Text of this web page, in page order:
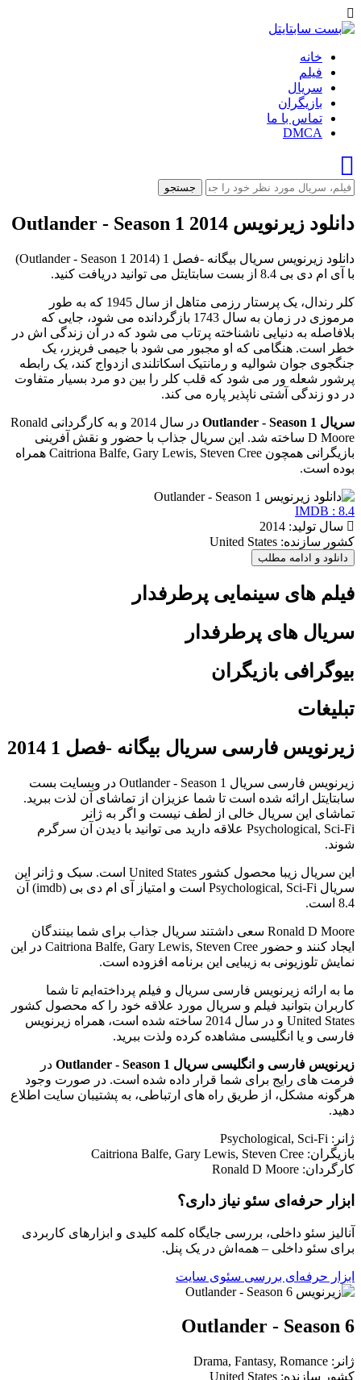
خانه
فیلم
سریال
بازیگران
تماس با ما
DMCA
جستجو
دانلود زیرنویس Outlander - Season 1 2014
دانلود زیرنویس سریال بیگانه -فصل 1 (Outlander - Season 1 2014)
با آی ام دی بی 8.4 از بست سابتایتل می توانید دریافت کنید.
کلر رندال، یک پرستار رزمی متاهل از سال 1945 که به طور
مرموزی در زمان به سال 1743 بازگردانده می شود، جایی که
بلافاصله به دنیایی ناشناخته پرتاب می شود که در آن زندگی اش در
خطر است. هنگامی که او مجبور می شود با جیمی فریزر، یک
جنگجوی جوان شوالیه و رمانتیک اسکاتلندی ازدواج کند، یک رابطه
پرشور شعله ور می شود که قلب کلر را بین دو مرد بسیار متفاوت
در دو زندگی آشتی ناپذیر پاره می کند.
سریال Outlander - Season 1
در سال 2014 و به کارگردانی Ronald
D Moore ساخته شد. این سریال جذاب با حضور و نقش آفرینی
بازیگرانی همچون Caitriona Balfe, Gary Lewis, Steven Cree همراه
بوده است.
IMDB : 8.4
سال تولید: 2014
کشور سازنده: United States
دانلود و ادامه مطلب
فیلم های سینمایی پرطرفدار
سریال های پرطرفدار
بیوگرافی بازیگران
تبلیغات
زیرنویس فارسی سریال بیگانه -فصل 1 2014
زیرنویس فارسی سریال Outlander - Season 1 در وبسایت بست
سابتایتل ارائه شده است تا شما عزیزان از تماشای آن لذت ببرید.
تماشای این سریال خالی از لطف نیست و اگر به ژانر
Psychological, Sci-Fi علاقه دارید می توانید با دیدن آن سرگرم
شوند.
این سریال زیبا محصول کشور United States است. سبک و ژانر این
سریال Psychological, Sci-Fi است و امتیاز آی ام دی بی (imdb) آن
8.4 است.
Ronald D Moore سعی داشتند سریال جذاب برای شما بینندگان
ایجاد کنند و حضور Caitriona Balfe, Gary Lewis, Steven Cree در این
نمایش تلوزیونی به زیبایی این برنامه افزوده است.
ما به ارائه زیرنویس فارسی سریال و فیلم پرداخته‌ایم تا شما
کاربران بتوانید فیلم و سریال مورد علاقه خود را که محصول کشور
United States و در سال 2014 ساخته شده است، همراه زیرنویس
فارسی و یا انگلیسی مشاهده کرده ولذت ببرید.
زیرنویس فارسی و انگلیسی سریال Outlander - Season 1
در
فرمت های رایج برای شما قرار داده شده است. در صورت وجود
هرگونه مشکل، از طریق راه های ارتباطی، به پشتیبان سایت اطلاع
دهید.
ژانر: Psychological, Sci-Fi
بازیگران: Caitriona Balfe, Gary Lewis, Steven Cree
کارگردان: Ronald D Moore
ابزار حرفه‌ای سئو نیاز داری؟
آنالیز سئو داخلی، بررسی جایگاه کلمه کلیدی و ابزارهای کاربردی
برای سئو داخلی – همه‌اش در یک پنل.
ابزار حرفه‌ای بررسی سئوی سایت
Outlander - Season 6
ژانر: Drama, Fantasy, Romance
کشور سازنده: United States